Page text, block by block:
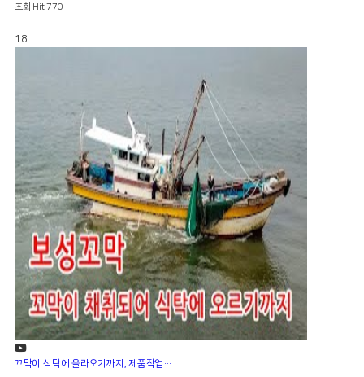
조회 Hit 770
18
꼬막이 식탁에 올라오기까지, 제품작업공정 홍보영상